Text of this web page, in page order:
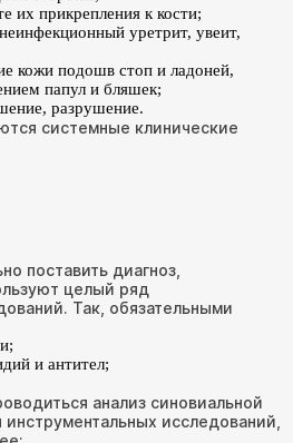
их прикрепления к кости;
уретрит, увеит,
кожи подошв стоп и ладоней,
папул и бляшек;
разрушение.
системные клинические
поставить диагноз,
целый ряд
Так, обязательными
и антител;
анализ синовиальной
исследований,